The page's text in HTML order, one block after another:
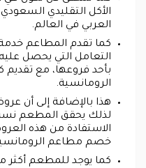
الأكل التقليدي
العربي في العالم.
كما تقدم المطاعم خدمة
التعامل التي يحصل عليه
بأحد فروعها، مع
الرومانسية.
هذا بالإضافة إلى أن
لذلك يحقق المطعم نسب
الاستفادة من هذه
خصم مطاعم